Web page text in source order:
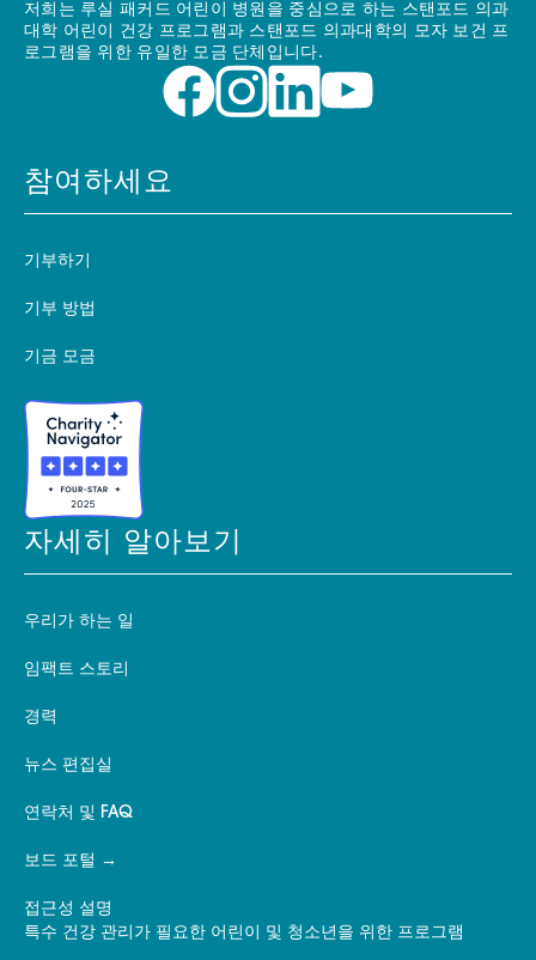
저희는 루실 패커드 어린이 병원을 중심으로 하는 스탠포드 의과
대학 어린이 건강 프로그램과 스탠포드 의과대학의 모자 보건 프
로그램을 위한 유일한 모금 단체입니다.
참여하세요
기부하기
기부 방법
기금 모금
자세히 알아보기
우리가 하는 일
임팩트 스토리
경력
뉴스 편집실
연락처 및 FAQ
보드 포털
접근성 설명
특수 건강 관리가 필요한 어린이 및 청소년을 위한 프로그램